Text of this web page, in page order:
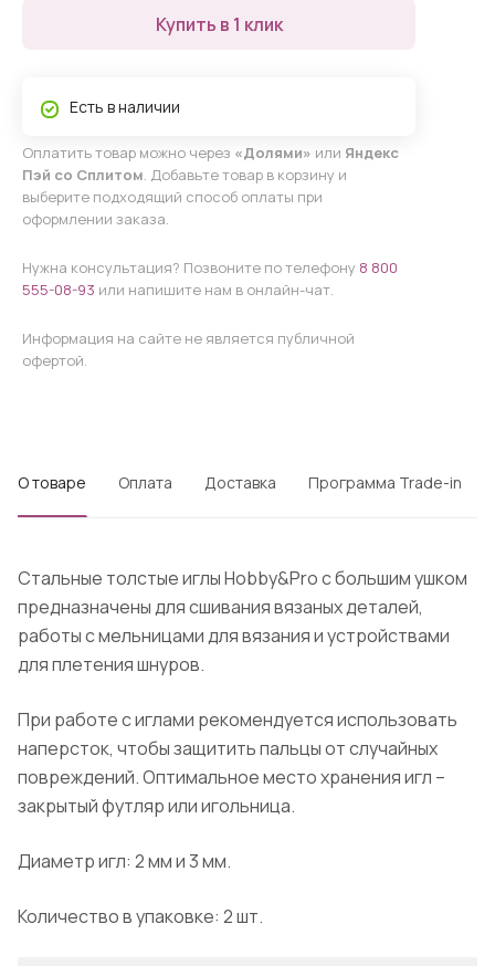
Купить в 1 клик
Есть в наличии
Оплатить товар можно через «Долями» или Яндекс
Пэй со Сплитом. Добавьте товар в корзину и
выберите подходящий способ оплаты при
оформлении заказа.
Нужна консультация? Позвоните по телефону 8 800
555-08-93 или напишите нам в онлайн-чат.
Информация на сайте не является публичной
офертой.
О товаре Оплата Доставка Программа Trade-in
Стальные толстые иглы Hobby&Pro с большим ушком
предназначены для сшивания вязаных деталей,
работы с мельницами для вязания и устройствами
для плетения шнуров.
При работе с иглами рекомендуется использовать
наперсток, чтобы защитить пальцы от случайных
повреждений. Оптимальное место хранения игл –
закрытый футляр или игольница.
Диаметр игл: 2 мм и 3 мм.
Количество в упаковке: 2 шт.